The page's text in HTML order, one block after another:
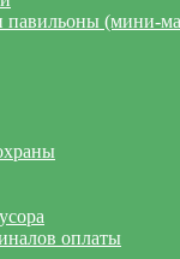
павильоны (мини-
оплаты